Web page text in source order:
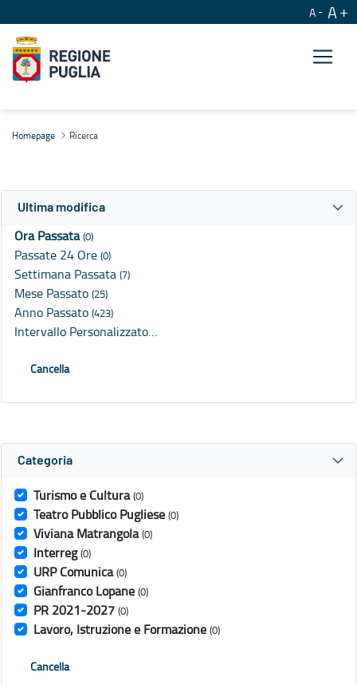
A A
Homepage Ricerca
Ultima modifica
Ora Passata(0)
Passate 24 Ore (0)
Settimana Passata (7)
Mese Passato (25)
Anno Passato (423)
Intervallo Personalizzato…
Cancella
Categoria
Turismo e Cultura (0)
Teatro Pubblico Pugliese (0)
Viviana Matrangola (0)
Interreg (0)
URP Comunica (0)
Gianfranco Lopane (0)
PR 2021-2027 (0)
Lavoro, Istruzione e Formazione (0)
Cancella